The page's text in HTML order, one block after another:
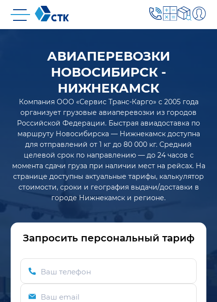
АВИАПЕРЕВОЗКИ
НОВОСИБИРСК -
НИЖНЕКАМСК
Компания ООО «Сервис Транс-Карго» с 2005 года
организует грузовые авиаперевозки из городов
Российской Федерации. Быстрая авиадоставка по
маршруту Новосибирска — Нижнекамск доступна
для отправлений от 1 кг до 80 000 кг. Средний
целевой срок по направлению — до 24 часов с
момента сдачи груза при наличии мест на рейсах. На
странице доступны актуальные тарифы, калькулятор
стоимости, сроки и география выдачи/доставки в
городе Нижнекамск и регионе.
Запросить персональный тариф
Ваш телефон
Ваш email